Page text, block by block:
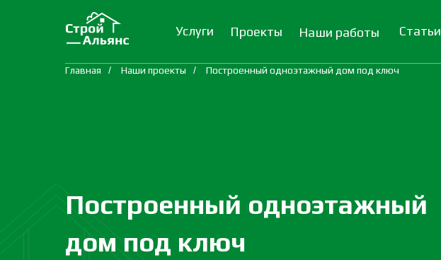
Услуги Проекты Наши работы Статьи
Главная / Наши проекты / Построенный одноэтажный дом под ключ
Построенный одноэтажный
дом под ключ